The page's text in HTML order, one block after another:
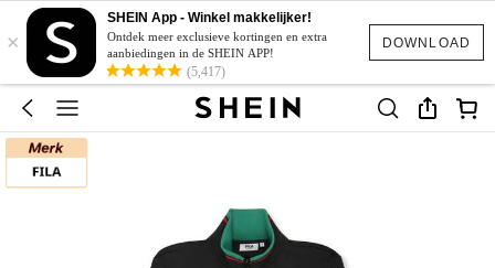
DOWNLOAD
×
SHEIN App - Winkel makkelijker!
Ontdek meer exclusieve kortingen en extra
aanbiedingen in de SHEIN APP!
(5,417)